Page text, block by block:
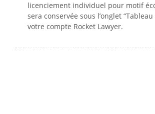
licenciement individuel pour motif
sera conservée sous l’onglet
votre compte Rocket Lawyer.